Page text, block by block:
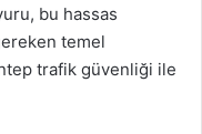
bu hassas
temel
trafik güvenliği ile